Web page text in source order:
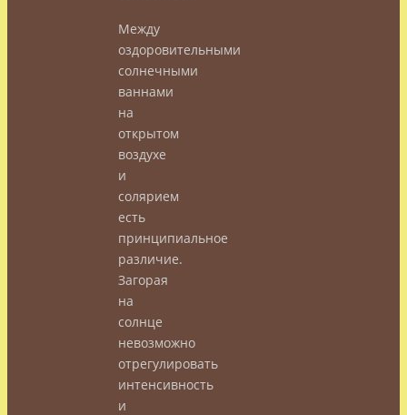
Между
оздоровительными
солнечными
ваннами
на
открытом
воздухе
и
солярием
есть
принципиальное
различие.
Загорая
на
солнце
невозможно
отрегулировать
интенсивность
и